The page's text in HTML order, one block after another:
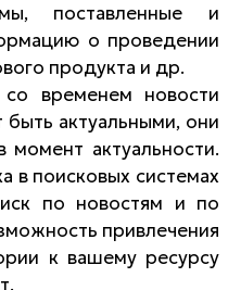
поставленные и
о проведении
продукта и др.
временем новости
актуальными, они
актуальности.
в поисковых системах
по новостям и по
привлечения
к вашему ресурсу